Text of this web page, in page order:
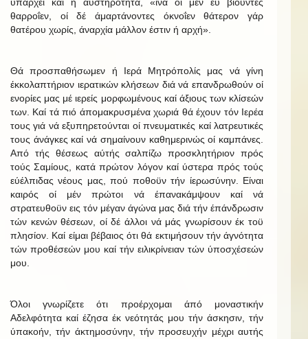
θαρροΐεν, οί δέ άμαρτάνοντες όκνοΐεν θάτερον γάρ
θατέρου χωρίς, άναρχία μάλλον έστιν ή αρχή».
Θά προσπαθήσωμεν ή Ιερά Μητρόπολίς μας νά γίνη
έκκολαπτήριον ιερατικών κλήσεων διά νά επανδρωθούν οί
ενορίες μας μέ ιερείς μορφωμένους καί άξιους των κλίσεών
των. Καί τά πιό άπομακρυσμένα χωριά θά έχουν τόν Ιερέα
τους γιά νά εξυπηρετούνται οί πνευματικές καί λατρευτικές
τους άνάγκες καί νά σημαίνουν καθημερινώς οί καμπάνες.
Από τής θέσεως αύτής σαλπίζω προσκλητήριον πρός
τούς Σαμίους, κατά πρώτον λόγον καί ύστερα πρός τούς
εύέλπιδας νέους μας, πού ποθοϋν τήν ίερωσύνην. Είναι
καιρός οί μέν πρώτοι νά έπανακάμψουν καί νά
στρατευθοϋν εις τόν μέγαν άγώνα μας διά τήν έπάνδρωσιν
τών κενών θέσεων, οί δέ άλλοι νά μάς γνωρίσουν έκ τοϋ
πλησίον. Καί είμαι βέβαιος ότι θά εκτιμήσουν τήν άγνότητα
τών προθέσεών μου καί τήν ειλικρίνειαν τών ύποσχέσεών
μου.
Όλοι γνωρίζετε ότι προέρχομαι άπό μοναστικήν
Αδελφότητα καί έζησα έκ νεότητάς μου τήν άσκησιν, τήν
ύπακοήν, τήν άκτημοσύνην, τήν προσευχήν μέχρι αυτής